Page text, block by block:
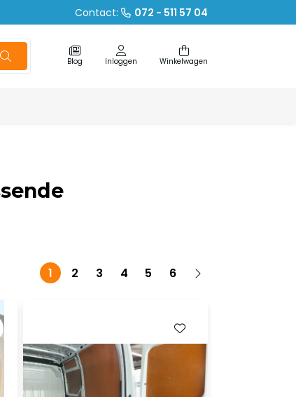
Contact: 072 - 511 57 04
Blog Inloggen Winkelwagen
1 2 3 4 5 6